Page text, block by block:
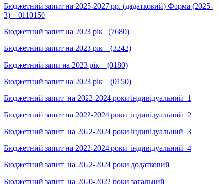
Бюджетний запит на 2025-2027 рр. (дадатковий) Форма (2025-
3) – 0110150
Бюджетний запит на 2023 рік (7680)
Бюджетний запит на 2023 рік (3242)
Бюджетний запи на 2023 рік (0180)
Бюджетний запит на 2023 рік (0150)
Бюджетний запит_на 2022-2024 роки індивідуальний_1
Бюджетний запит на 2022-2024 роки_індивідуальний_2
Бюджетний запит_на 2022-2024 роки індивідуальний_3
Бюджетний запит на 2022-2024 роки_індивідуальний_4
Бюджетний запит_на 2022-2024 роки додатковий
Бюджетний запит_на 2020-2022 роки загальний